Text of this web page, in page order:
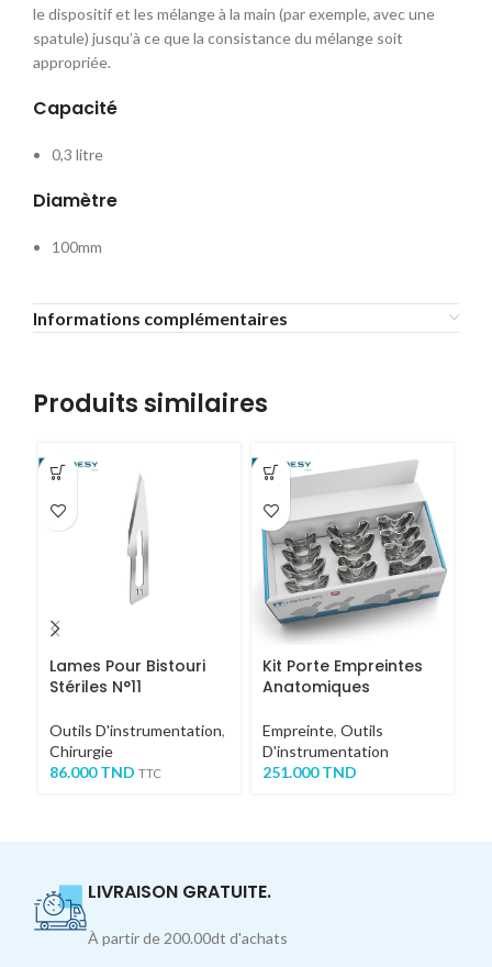
le dispositif et les mélange à la main (par exemple, avec une
spatule) jusqu’à ce que la consistance du mélange soit
appropriée.
Capacité
0,3 litre
Diamètre
100mm
Informations complémentaires
Produits similaires
Lames Pour Bistouri
Stériles N°11
Outils D'instrumentation,
Chirurgie
86.000TND TTC
Kit Porte Empreintes
Anatomiques
Empreinte, Outils
D'instrumentation
251.000TND
LIVRAISON GRATUITE.
À partir de 200.00dt d'achats